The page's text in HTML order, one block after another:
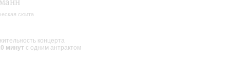
сюита
концерта
минут с одним антрактом